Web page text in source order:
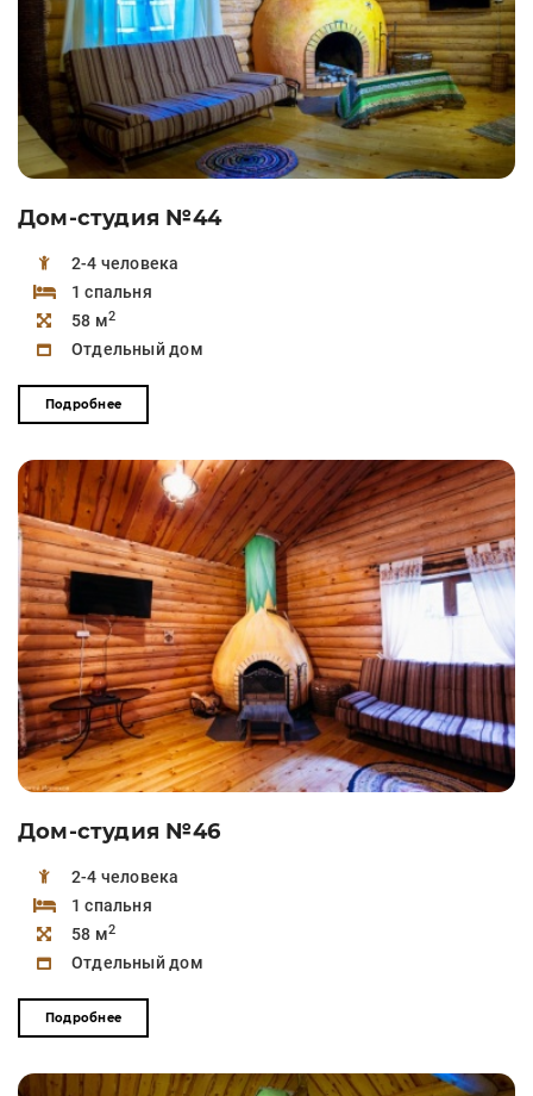
Дом-студия №44
2-4 человека
1 спальня
58 м2
Отдельный дом
Подробнее
Дом-студия №46
2-4 человека
1 спальня
58 м2
Отдельный дом
Подробнее